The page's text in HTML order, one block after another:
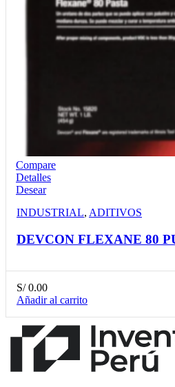
Compare
Detalles
Desear
INDUSTRIAL, ADITIVOS
DEVCON FLEXANE 80
S/0.00
Añadir al carrito